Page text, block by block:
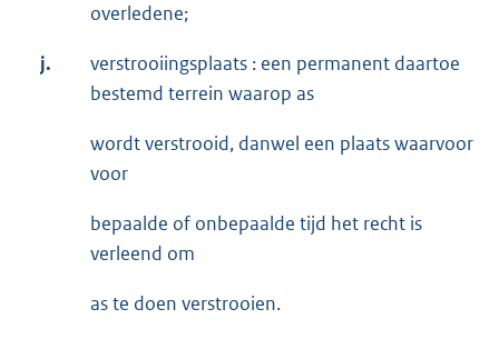
overledene;
j.
verstrooiingsplaats : een permanent daartoe
bestemd terrein waarop as
wordt verstrooid, danwel een plaats waarvoor
voor
bepaalde of onbepaalde tijd het recht is
verleend om
as te doen verstrooien.